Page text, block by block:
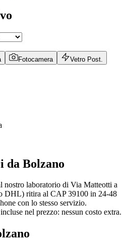
Fotocamera
Vetro Post.
da Bolzano
nostro laboratorio di Via Matteotti a
DHL) ritira al CAP 39100 in 24-48
con lo stesso servizio.
nel prezzo: nessun costo extra.